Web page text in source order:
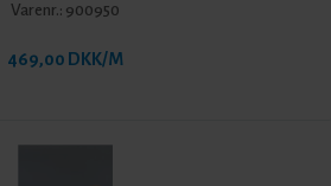
Varenr.: 900950
469,00 DKK/M